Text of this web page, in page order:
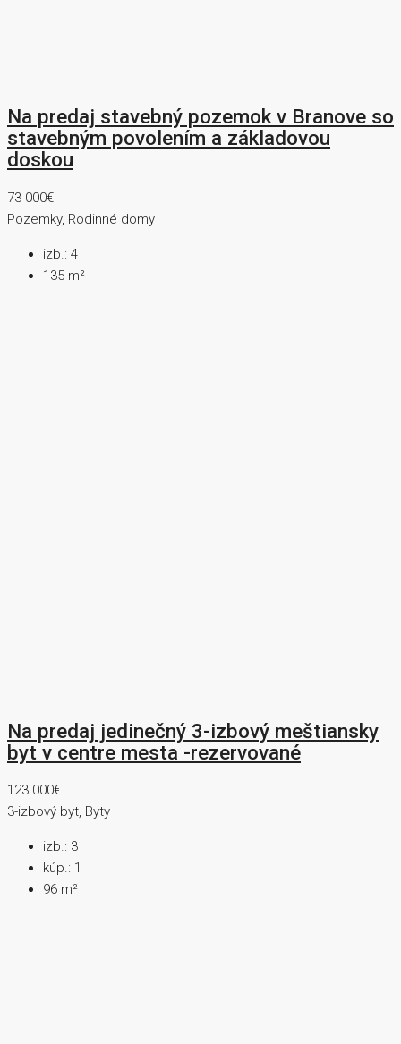
Na predaj stavebný pozemok v Branove so
stavebným povolením a základovou
doskou
73 000€
Pozemky, Rodinné domy
izb.: 4
135 m²
Na predaj jedinečný 3-izbový meštiansky
byt v centre mesta -rezervované
123 000€
3-izbový byt, Byty
izb.: 3
kúp.: 1
96 m²